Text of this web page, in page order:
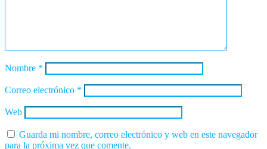
Nombre *
Correo electrónico *
Web
Guarda mi nombre, correo electrónico y web en este navegador
para la próxima vez que comente.